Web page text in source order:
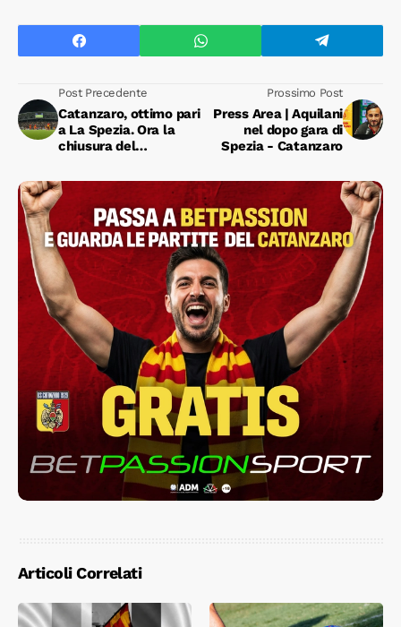
Post Precedente
Catanzaro, ottimo pari
a La Spezia. Ora la
chiusura del
Prossimo Post
Press Area | Aquilani
nel dopo gara di
Spezia - Catanzaro
Articoli Correlati